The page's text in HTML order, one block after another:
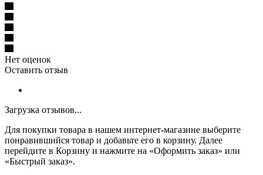
Нет оценок
Оставить отзыв
Загрузка отзывов...
Для покупки товара в нашем интернет-магазине выберите
понравившийся товар и добавьте его в корзину. Далее
перейдите в Корзину и нажмите на «Оформить заказ» или
«Быстрый заказ».